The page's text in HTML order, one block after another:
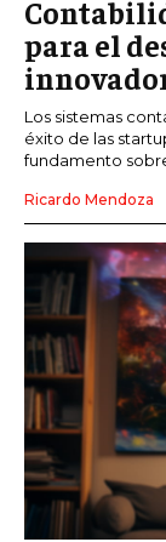
para el
Los sistemas
éxito de las
fundamento
Ricardo Mendoza